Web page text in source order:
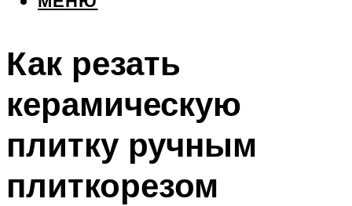
Как резать
керамическую
плитку ручным
плиткорезом